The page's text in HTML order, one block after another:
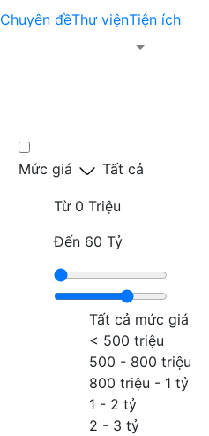
Chuyên đềThư việnTiện ích
Mức giá Tất cả
Từ 0 Triệu
Đến 60 Tỷ
Tất cả mức giá
< 500 triệu
500 - 800 triệu
800 triệu - 1 tỷ
1 - 2 tỷ
2 - 3 tỷ